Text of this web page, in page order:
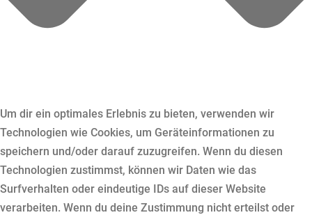
Um dir ein optimales Erlebnis zu bieten, verwenden wir
Technologien wie Cookies, um Geräteinformationen zu
speichern und/oder darauf zuzugreifen. Wenn du diesen
Technologien zustimmst, können wir Daten wie das
Surfverhalten oder eindeutige IDs auf dieser Website
verarbeiten. Wenn du deine Zustimmung nicht erteilst oder